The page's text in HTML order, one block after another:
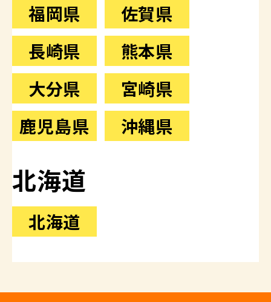
福岡県
佐賀県
長崎県
熊本県
大分県
宮崎県
鹿児島県
沖縄県
北海道
北海道